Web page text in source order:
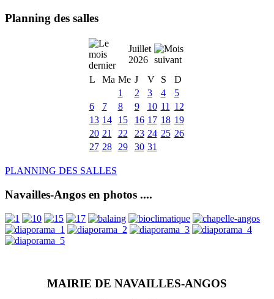
Planning des salles
Juillet
2026
L
Ma Me J V S
D
1
2 3 4
5
6
7 8 9 10 11
12
13 14 15 16 17 18 19
20 21 22 23 24 25 26
27 28 29 30 31
PLANNING DES SALLES
Navailles-Angos en photos ....
MAIRIE DE NAVAILLES-ANGOS